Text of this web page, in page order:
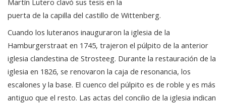
Martín Lutero clavó sus tesis en la
puerta de la capilla del castillo de Wittenberg.
Cuando los luteranos inauguraron la iglesia de la
Hamburgerstraat en 1745, trajeron el púlpito de la anterior
iglesia clandestina de Strosteeg. Durante la restauración de la
iglesia en 1826, se renovaron la caja de resonancia, los
escalones y la base. El cuenco del púlpito es de roble y es más
antiguo que el resto. Las actas del concilio de la iglesia indican